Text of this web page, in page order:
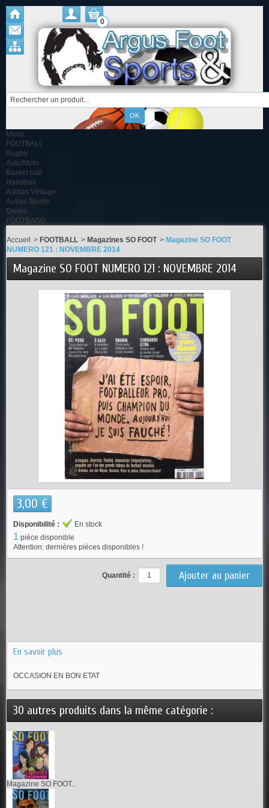
0
Menu
FOOTBALL
Rugby
Auto/Moto
Basket ball
Handball
Adidas Vintage
Autres Sports
Divers
FOOTBAGG
Accueil > FOOTBALL > Magazines SO FOOT > Magazine SO FOOT
NUMERO 121 : NOVEMBRE 2014
Magazine SO FOOT NUMERO 121 : NOVEMBRE 2014
3,00 €
Disponibilité : En stock
1 pièce disponible
Attention: dernières pièces disponibles !
Quantité :
En savoir plus
OCCASION EN BON ETAT
30 autres produits dans la même catégorie :
Magazine SO FOOT...